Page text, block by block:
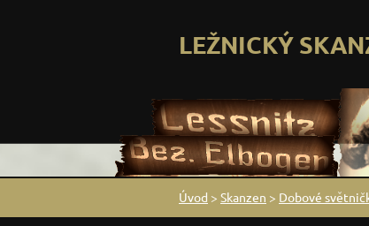
LEŽNICKÝ
Úvod > Skanzen > Dobové